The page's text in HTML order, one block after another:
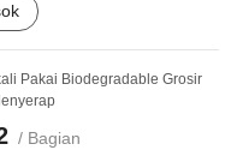
Pakai Biodegradable Grosir
/ Bagian